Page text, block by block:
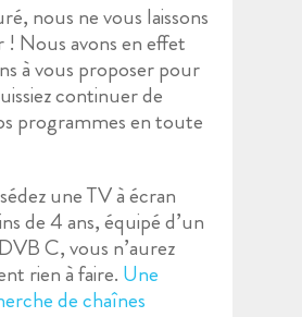
nous ne vous laissons
! Nous avons en effet
à vous proposer pour
continuer de
programmes en toute
une TV à écran
de 4 ans, équipé d’un
C, vous n’aurez
rien à faire. Une
de chaînes